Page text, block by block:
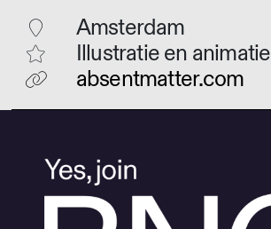
Amsterdam
Illustratie en animatie
absentmatter.com